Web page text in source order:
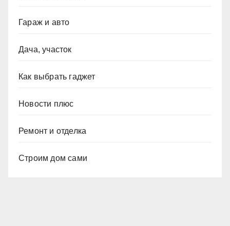
Гараж и авто
Дача, участок
Как выбрать гаджет
Новости плюс
Ремонт и отделка
Строим дом сами